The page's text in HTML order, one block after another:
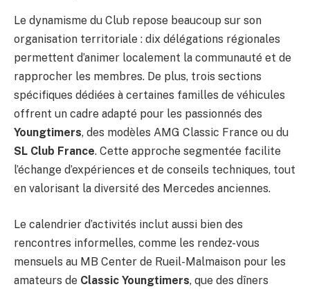
Le dynamisme du Club repose beaucoup sur son
organisation territoriale : dix délégations régionales
permettent d’animer localement la communauté et de
rapprocher les membres. De plus, trois sections
spécifiques dédiées à certaines familles de véhicules
offrent un cadre adapté pour les passionnés des
Youngtimers, des modèles AMG Classic France ou du
SL Club France. Cette approche segmentée facilite
l’échange d’expériences et de conseils techniques, tout
en valorisant la diversité des Mercedes anciennes.
Le calendrier d’activités inclut aussi bien des
rencontres informelles, comme les rendez-vous
mensuels au MB Center de Rueil-Malmaison pour les
amateurs de Classic Youngtimers, que des dîners